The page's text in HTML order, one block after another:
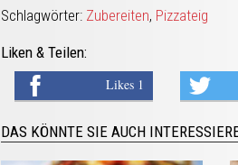
Schlagwörter: Zubereiten, Pizzateig
Liken & Teilen:
Likes 1
DAS KÖNNTE SIE AUCH